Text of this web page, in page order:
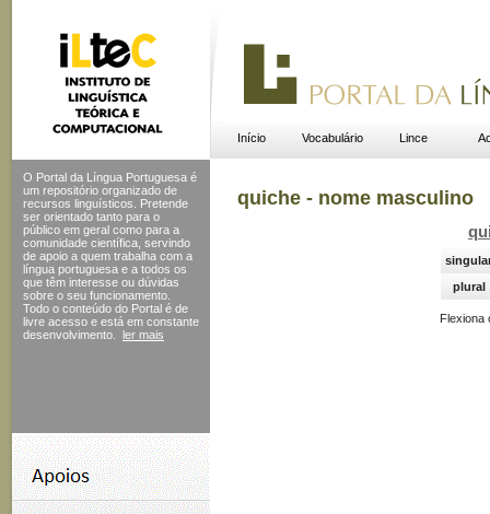
Início Vocabulário Lince
O Portal da Língua Portuguesa é
um repositório organizado de
recursos linguísticos. Pretende
ser orientado tanto para o
público em geral como para a
comunidade científica, servindo
de apoio a quem trabalha com a
língua portuguesa e a todos os
que têm interesse ou dúvidas
sobre o seu funcionamento.
Todo o conteúdo do Portal é de
livre acesso e está em constante
desenvolvimento.
ler mais
quiche - nome masculino
plural
Flexiona